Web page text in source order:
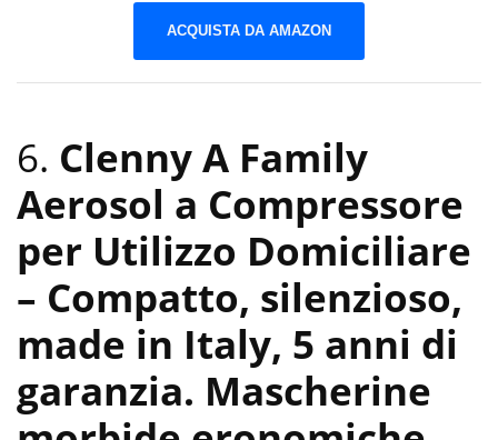
ACQUISTA DA AMAZON
6. Clenny A Family
Aerosol a Compressore
per Utilizzo Domiciliare
– Compatto, silenzioso,
made in Italy, 5 anni di
garanzia. Mascherine